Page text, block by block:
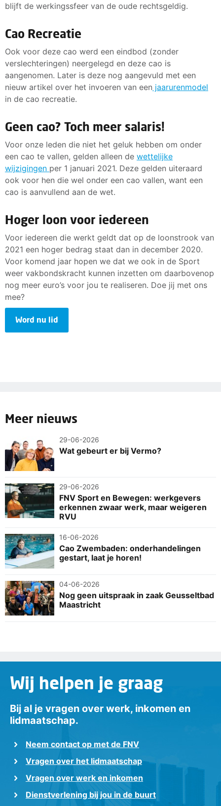
blijft de werkingssfeer van de oude rechtsgeldig.
Cao Recreatie
Ook voor deze cao werd een eindbod (zonder
verslechteringen) neergelegd en deze cao is
aangenomen. Later is deze nog aangevuld met een
nieuw artikel over het invoeren van een jaarurenmodel
in de cao recreatie.
Geen cao? Toch meer salaris!
Voor onze leden die niet het geluk hebben om onder
een cao te vallen, gelden alleen de wettelijke
wijzigingen per 1 januari 2021. Deze gelden uiteraard
ook voor hen die wel onder een cao vallen, want een
cao is aanvullend aan de wet.
Hoger loon voor iedereen
Voor iedereen die werkt geldt dat op de loonstrook van
2021 een hoger bedrag staat dan in december 2020.
Voor komend jaar hopen we dat we ook in de Sport
weer vakbondskracht kunnen inzetten om daarbovenop
nog meer euro’s voor jou te realiseren. Doe jij met ons
mee?
Word nu lid
Meer nieuws
29-06-2026
Wat gebeurt er bij Vermo?
29-06-2026
FNV Sport en Bewegen: werkgevers
erkennen zwaar werk, maar weigeren
RVU
16-06-2026
Cao Zwembaden: onderhandelingen
gestart, laat je horen!
04-06-2026
Nog geen uitspraak in zaak Geusseltbad
Maastricht
Wij helpen je graag
Bij al je vragen over werk, inkomen en
lidmaatschap.
Neem contact op met de FNV
Vragen over het lidmaatschap
Vragen over werk en inkomen
Dienstverlening bij jou in de buurt